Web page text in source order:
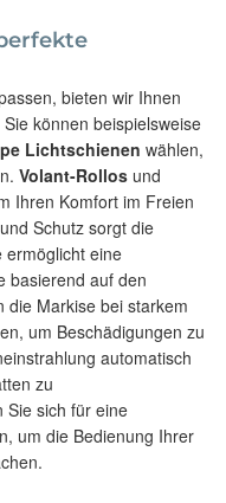
bieten wir Ihnen
können beispielsweise
Lichtschienen wählen,
Volant-Rollos und
Ihren Komfort im Freien
Schutz sorgt die
ermöglicht eine
basierend auf den
die Markise bei starkem
um Beschädigungen zu
automatisch
zu
Sie sich für eine
um die Bedienung Ihrer